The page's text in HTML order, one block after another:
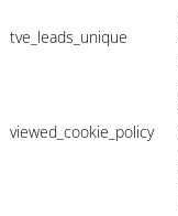
tve_leads_unique
viewed_cookie_policy